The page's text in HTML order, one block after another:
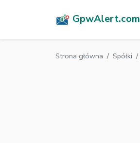
GpwAlert.com
Strona główna Spółki